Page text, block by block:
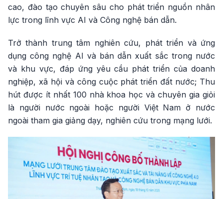
cao, đào tạo chuyên sâu cho phát triển nguồn nhân
lực trong lĩnh vực AI và Công nghệ bán dẫn.
Trở thành trung tâm nghiên cứu, phát triển và ứng
dụng công nghệ AI và bán dẫn xuất sắc trong nước
và khu vực, đáp ứng yêu cầu phát triển của doanh
nghiệp, xã hội và công cuộc phát triển đất nước; Thu
hút được ít nhất 100 nhà khoa học và chuyên gia giỏi
là người nước ngoài hoặc người Việt Nam ở nước
ngoài tham gia giảng dạy, nghiên cứu trong mạng lưới.